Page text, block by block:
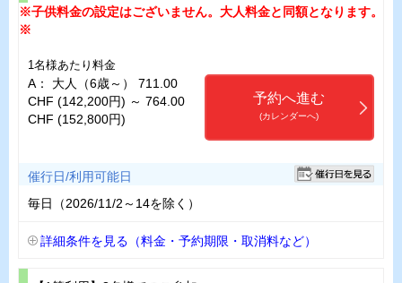
※子供料金の設定はございません。大人料金と同額となります。
※
1名様あたり料金
A： 大人（6歳～） 711.00
CHF (142,200円) ～ 764.00
CHF (152,800円)
予約へ進む
(カレンダーへ)
催行日/利用可能日
毎日（2026/11/2～14を除く）
詳細条件を見る（料金・予約期限・取消料など）